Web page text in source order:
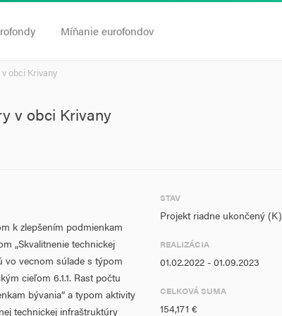
Míňanie eurofondov
obci Krivany
v obci Krivany
k zlepšením podmienkam
„Skvalitnenie technickej
vo vecnom súlade s týpom
cieľom 6.1.1. Rast počtu
bývania“ a typom aktivity
technickej infraštruktúry
STAV
Projekt riadne ukončený (K)
REALIZÁCIA
01.02.2022 - 01.09.2023
CELKOVÁ SUMA
154,171 €